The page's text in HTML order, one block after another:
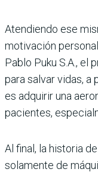
Atendiendo ese
motivación
Pablo Puku S.A., el
para salvar vidas, a
es adquirir una
pacientes,
Al final, la historia
solamente de